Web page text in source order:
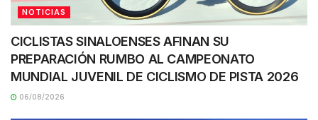
NOTICIAS
CICLISTAS SINALOENSES AFINAN SU
PREPARACIÓN RUMBO AL CAMPEONATO
MUNDIAL JUVENIL DE CICLISMO DE PISTA 2026
06/08/2026